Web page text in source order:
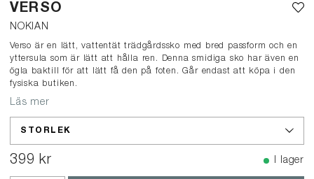
VERSO
NOKIAN
Verso är en lätt, vattentät trädgårdssko med bred passform och en
yttersula som är lätt att hålla ren. Denna smidiga sko har även en
ögla baktill för att lätt få den på foten. Går endast att köpa i den
fysiska butiken.
Läs mer
STORLEK
399 kr I lager